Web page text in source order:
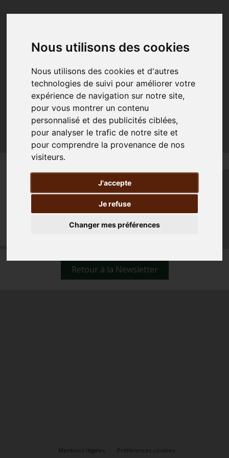
Nous utilisons des cookies
Nous utilisons des cookies et d'autres
technologies de suivi pour améliorer votre
expérience de navigation sur notre site,
pour vous montrer un contenu
personnalisé et des publicités ciblées,
pour analyser le trafic de notre site et
pour comprendre la provenance de nos
visiteurs.
J'accepte
Je refuse
Changer mes préférences
La Compagnie des événements
Retour à la Newsletter
Mentions légales Préférences cookies